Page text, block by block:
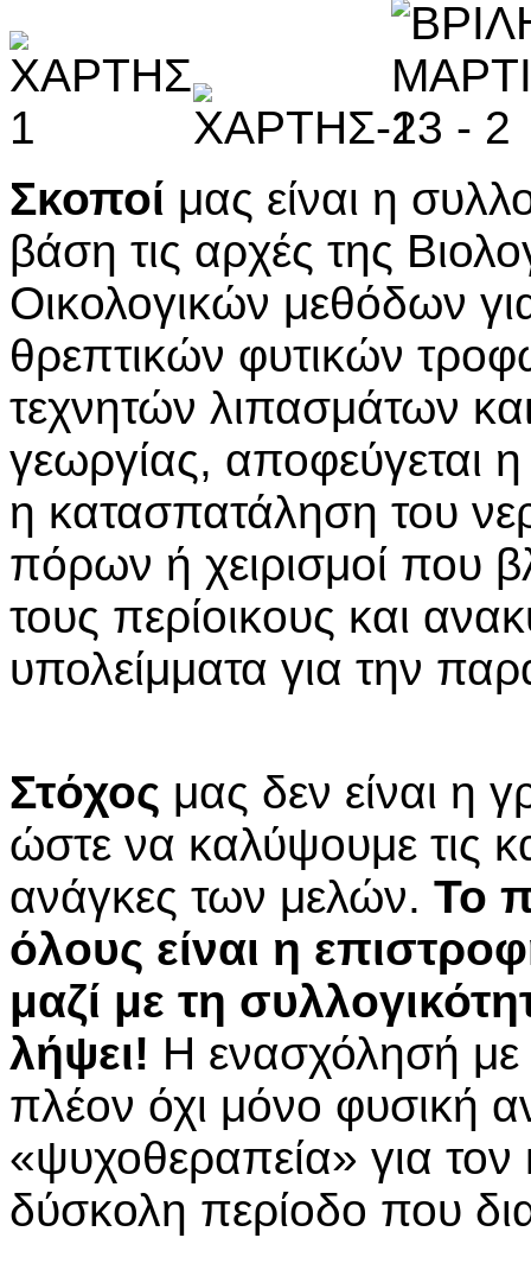
Σκοποί μας είναι η
βάση τις αρχές της
Οικολογικών μεθόδων
θρεπτικών φυτικών
τεχνητών λιπασμάτων
γεωργίας, αποφεύγεται
η κατασπατάληση του
πόρων ή χειρισμοί που
τους περίοικους και
υπολείμματα για την
Στόχος μας δεν είναι η
ώστε να καλύψουμε τις
ανάγκες των μελών. Το
όλους είναι η
μαζί με τη
λήψει! Η ενασχόλησή με
πλέον όχι μόνο φυσική
«ψυχοθεραπεία» για
δύσκολη περίοδο που